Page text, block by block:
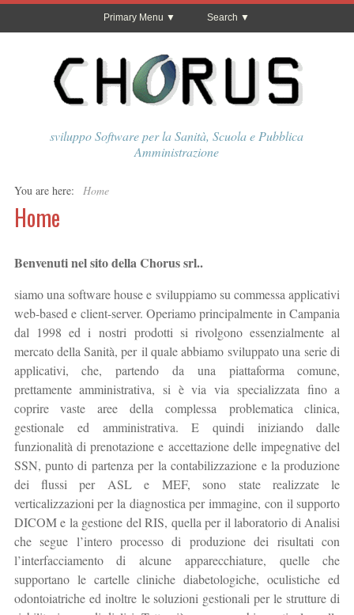
Primary Menu Search
sviluppo Software per la Sanità, Scuola e Pubblica
Amministrazione
You are here: Home
Home
Benvenuti nel sito della Chorus srl..
siamo una software house e sviluppiamo su commessa applicativi
web-based e client-server. Operiamo principalmente in Campania
dal 1998 ed i nostri prodotti si rivolgono essenzialmente al
mercato della Sanità, per il quale abbiamo sviluppato una serie di
applicativi, che, partendo da una piattaforma comune,
prettamente amministrativa, si è via via specializzata fino a
coprire vaste aree della complessa problematica clinica,
gestionale ed amministrativa. E quindi iniziando dalle
funzionalità di prenotazione e accettazione delle impegnative del
SSN, punto di partenza per la contabilizzazione e la produzione
dei flussi per ASL e MEF, sono state realizzate le
verticalizzazioni per la diagnostica per immagine, con il supporto
DICOM e la gestione del RIS, quella per il laboratorio di Analisi
che segue l’intero processo di produzione dei risultati con
l’interfacciamento di alcune apparecchiature, quelle che
supportano le cartelle cliniche diabetologiche, oculistiche ed
odontoiatriche ed inoltre le soluzioni gestionali per le strutture di